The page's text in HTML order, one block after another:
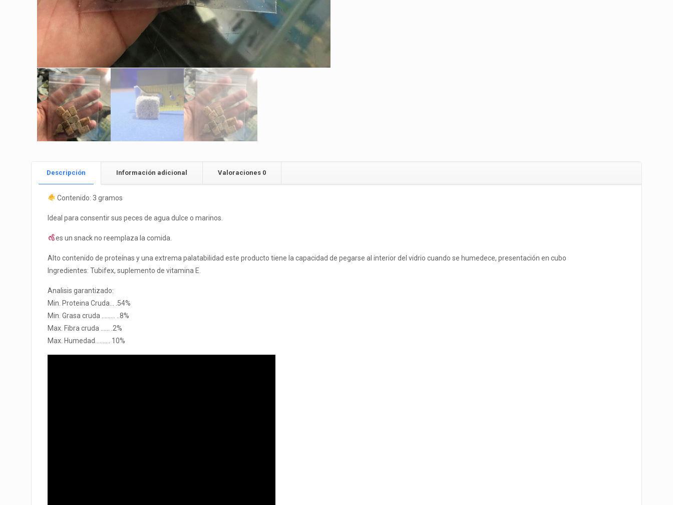
Descripción Información adicional Valoraciones 0
Contenido: 3 gramos
Ideal para consentir sus peces de agua dulce o marinos.
es un snack no reemplaza la comida.
Alto contenido de proteínas y una extrema palatabilidad este producto tiene la capacidad de pegarse al interior del vidrio cuando se humedece, presentación en cubo
Ingredientes: Tubifex, suplemento de vitamina E.
Analisis garantizado:
Min. Proteina Cruda… .54%
Min. Grasa cruda ……… ..8%
Max. Fibra cruda …… .2%
Max. Humedad………. 10%